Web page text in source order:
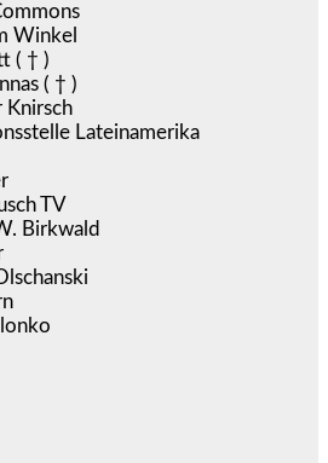
Winkel
( † )
( † )
Knirsch
Lateinamerika
TV
Birkwald